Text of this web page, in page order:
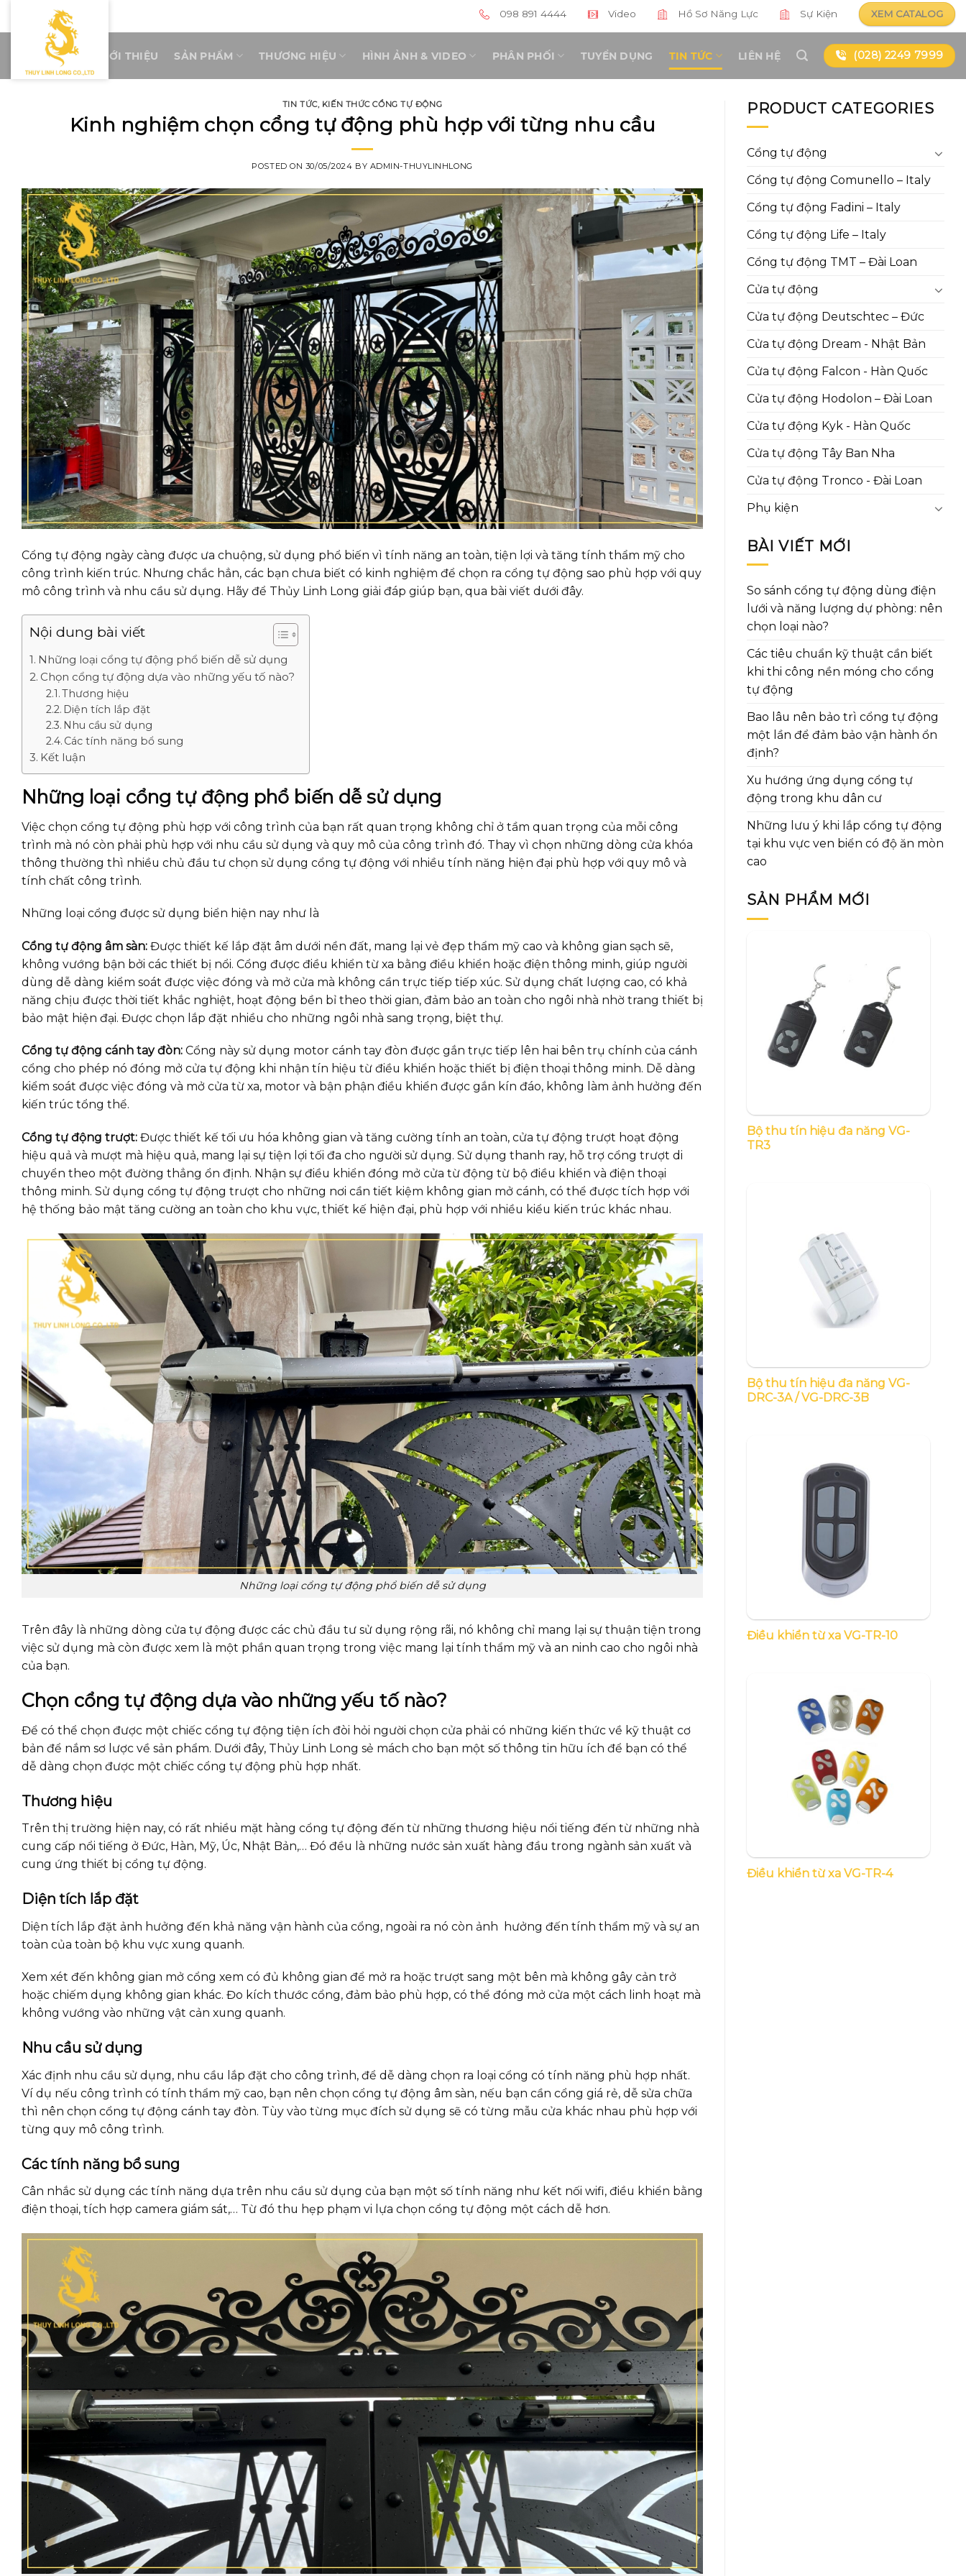
content
098 891 4444 Video Hồ Sơ Năng Lực Sự Kiện XEM CATALOG
TRANG CHỦ GIỚI THIỆU SẢN PHẨM THƯƠNG HIỆU HÌNH ẢNH & VIDEO PHÂN PHỐI TUYỂN DỤNG TIN TỨC LIÊN HỆ (028) 2249 7999
TIN TỨC, KIẾN THỨC CỔNG TỰ ĐỘNG
Kinh nghiệm chọn cổng tự động phù hợp với từng nhu cầu
POSTED ON 30/05/2024 BY ADMIN-THUYLINHLONG
Cổng tự động ngày càng được ưa chuộng, sử dụng phổ biến vì tính năng an toàn, tiện lợi và tăng tính thẩm mỹ cho
công trình kiến trúc. Nhưng chắc hẳn, các bạn chưa biết có kinh nghiệm để chọn ra cổng tự động sao phù hợp với quy
mô công trình và nhu cầu sử dụng. Hãy để Thủy Linh Long giải đáp giúp bạn, qua bài viết dưới đây.
Nội dung bài viết
Những loại cổng tự động phổ biến dễ sử dụng
Chọn cổng tự động dựa vào những yếu tố nào?
Thương hiệu
Diện tích lắp đặt
Nhu cầu sử dụng
Các tính năng bổ sung
Kết luận
Những loại cổng tự động phổ biến dễ sử dụng
Việc chọn cổng tự động phù hợp với công trình của bạn rất quan trọng không chỉ ở tầm quan trọng của mỗi công
trình mà nó còn phải phù hợp với nhu cầu sử dụng và quy mô của công trình đó. Thay vì chọn những dòng cửa khóa
thông thường thì nhiều chủ đầu tư chọn sử dụng cổng tự động với nhiều tính năng hiện đại phù hợp với quy mô và
tính chất công trình.
Những loại cổng được sử dụng biển hiện nay như là
Cổng tự động âm sàn: Được thiết kế lắp đặt âm dưới nền đất, mang lại vẻ đẹp thẩm mỹ cao và không gian sạch sẽ,
không vướng bận bởi các thiết bị nổi. Cổng được điều khiển từ xa bằng điều khiển hoặc điện thông minh, giúp người
dùng dễ dàng kiểm soát được việc đóng và mở cửa mà không cần trực tiếp tiếp xúc. Sử dụng chất lượng cao, có khả
năng chịu được thời tiết khắc nghiệt, hoạt động bền bỉ theo thời gian, đảm bảo an toàn cho ngôi nhà nhờ trang thiết bị
bảo mật hiện đại. Được chọn lắp đặt nhiều cho những ngôi nhà sang trọng, biệt thự.
Cổng tự động cánh tay đòn: Cổng này sử dụng motor cánh tay đòn được gắn trực tiếp lên hai bên trụ chính của cánh
cổng cho phép nó đóng mở cửa tự động khi nhận tín hiệu từ điều khiển hoặc thiết bị điện thoại thông minh. Dễ dàng
kiểm soát được việc đóng và mở cửa từ xa, motor và bận phận điều khiển được gắn kín đáo, không làm ảnh hưởng đến
kiến trúc tổng thể.
Cổng tự động trượt: Được thiết kế tối ưu hóa không gian và tăng cường tính an toàn, cửa tự động trượt hoạt động
hiệu quả và mượt mà hiệu quả, mang lại sự tiện lợi tối đa cho người sử dụng. Sử dụng thanh ray, hỗ trợ cổng trượt di
chuyển theo một đường thẳng ổn định. Nhận sự điều khiển đóng mở cửa từ động từ bộ điều khiển và điện thoại
thông minh. Sử dụng cổng tự động trượt cho những nơi cần tiết kiệm không gian mở cánh, có thể được tích hợp với
hệ thống bảo mật tăng cường an toàn cho khu vực, thiết kế hiện đại, phù hợp với nhiều kiểu kiến trúc khác nhau.
Những loại cổng tự động phổ biến dễ sử dụng
Trên đây là những dòng cửa tự động được các chủ đầu tư sử dụng rộng rãi, nó không chỉ mang lại sự thuận tiện trong
việc sử dụng mà còn được xem là một phần quan trọng trong việc mang lại tính thẩm mỹ và an ninh cao cho ngôi nhà
của bạn.
Chọn cổng tự động dựa vào những yếu tố nào?
Để có thể chọn được một chiếc cổng tự động tiện ích đòi hỏi người chọn cửa phải có những kiến thức về kỹ thuật cơ
bản để nắm sơ lược về sản phẩm. Dưới đây, Thủy Linh Long sẻ mách cho bạn một số thông tin hữu ích để bạn có thể
dễ dàng chọn được một chiếc cổng tự động phù hợp nhất.
Thương hiệu
Trên thị trường hiện nay, có rất nhiều mặt hàng cổng tự động đến từ những thương hiệu nổi tiếng đến từ những nhà
cung cấp nổi tiếng ở Đức, Hàn, Mỹ, Úc, Nhật Bản,… Đó đều là những nước sản xuất hàng đầu trong ngành sản xuất và
cung ứng thiết bị cổng tự động.
Diện tích lắp đặt
Diện tích lắp đặt ảnh hưởng đến khả năng vận hành của cổng, ngoài ra nó còn ảnh hưởng đến tính thẩm mỹ và sự an
toàn của toàn bộ khu vực xung quanh.
Xem xét đến không gian mở cổng xem có đủ không gian để mở ra hoặc trượt sang một bên mà không gây cản trở
hoặc chiếm dụng không gian khác. Đo kích thước cổng, đảm bảo phù hợp, có thể đóng mở cửa một cách linh hoạt mà
không vướng vào những vật cản xung quanh.
Nhu cầu sử dụng
Xác định nhu cầu sử dụng, nhu cầu lắp đặt cho công trình, để dễ dàng chọn ra loại cổng có tính năng phù hợp nhất.
Ví dụ nếu công trình có tính thẩm mỹ cao, bạn nên chọn cổng tự động âm sàn, nếu bạn cần cổng giá rẻ, dễ sửa chữa
thì nên chọn cổng tự động cánh tay đòn. Tùy vào từng mục đích sử dụng sẽ có từng mẫu cửa khác nhau phù hợp với
từng quy mô công trình.
Các tính năng bổ sung
Cân nhắc sử dụng các tính năng dựa trên nhu cầu sử dụng của bạn một số tính năng như kết nối wifi, điều khiển bằng
điện thoại, tích hợp camera giám sát,… Từ đó thu hẹp phạm vi lựa chọn cổng tự động một cách dễ hơn.
PRODUCT CATEGORIES
Cổng tự động
Cổng tự động Comunello – Italy
Cổng tự động Fadini – Italy
Cổng tự động Life – Italy
Cổng tự động TMT – Đài Loan
Cửa tự động
Cửa tự động Deutschtec – Đức
Cửa tự động Dream - Nhật Bản
Cửa tự động Falcon - Hàn Quốc
Cửa tự động Hodolon – Đài Loan
Cửa tự động Kyk - Hàn Quốc
Cửa tự động Tây Ban Nha
Cửa tự động Tronco - Đài Loan
Phụ kiện
BÀI VIẾT MỚI
So sánh cổng tự động dùng điện
lưới và năng lượng dự phòng: nên
chọn loại nào?
Các tiêu chuẩn kỹ thuật cần biết
khi thi công nền móng cho cổng
tự động
Bao lâu nên bảo trì cổng tự động
một lần để đảm bảo vận hành ổn
định?
Xu hướng ứng dụng cổng tự
động trong khu dân cư
Những lưu ý khi lắp cổng tự động
tại khu vực ven biển có độ ăn mòn
cao
SẢN PHẨM MỚI
Bộ thu tín hiệu đa năng VG-
TR3
Bộ thu tín hiệu đa năng VG-
DRC-3A / VG-DRC-3B
Điều khiển từ xa VG-TR-10
Điều khiển từ xa VG-TR-4